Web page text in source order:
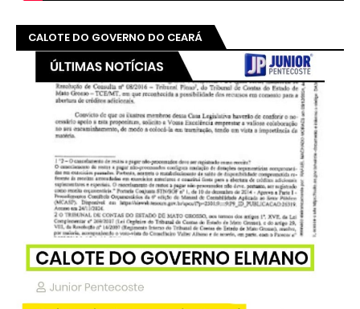
CALOTE DO GOVERNO DO CEARÁ